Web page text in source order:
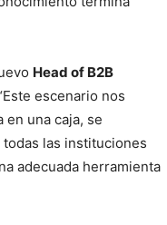
Head of B2B
Este escenario nos
una caja, se
las instituciones
adecuada herramienta